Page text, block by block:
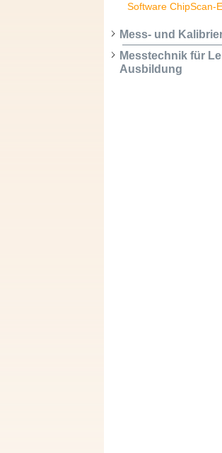
Software ChipScan-
Mess- und
Messtechnik für
Ausbildung